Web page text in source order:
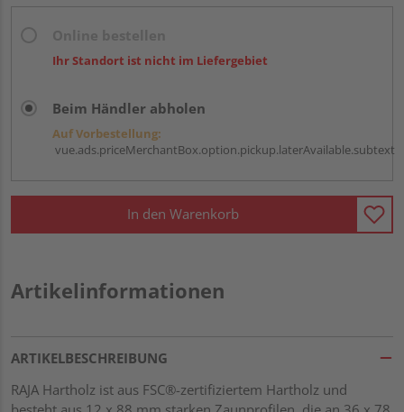
Ihr Standort ist nicht im Liefergebiet
Beim Händler abholen
Auf Vorbestellung:
vue.ads.priceMerchantBox.option.pickup.laterAvailable.subtext
In den Warenkorb
Artikelinformationen
ARTIKELBESCHREIBUNG
RAJA Hartholz ist aus FSC®-zertifiziertem Hartholz und